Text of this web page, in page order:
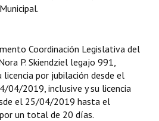
Coordinación Legislativa del
P. Skiendziel legajo 991,
por jubilación desde el
2019, inclusive y su licencia
el 25/04/2019 hasta el
un total de 20 días.